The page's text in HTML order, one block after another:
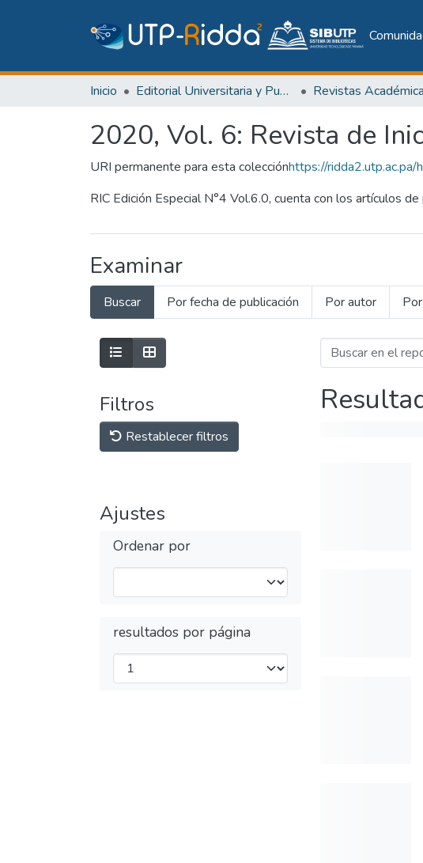
Inicio Editorial Universitaria y Publicaciones Seriadas Revistas
2020, Vol. 6: Revista de
URI permanente para esta colecciónhttps://
RIC Edición Especial N°4 Vol.6.0, cuenta con los artículos
Examinar
Buscar Por fecha de publicación Por autor
Filtros
Restablecer filtros
Ajustes
Ordenar por
resultados por página